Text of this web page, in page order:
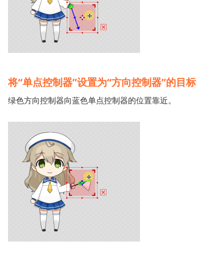
将“单点控制器”设置为“方向控制器”的目标
绿色方向控制器向蓝色单点控制器的位置靠近。